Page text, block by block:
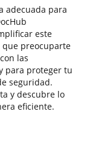
adecuada para
este
que preocuparte
las
para proteger tu
seguridad.
y descubre lo
eficiente.